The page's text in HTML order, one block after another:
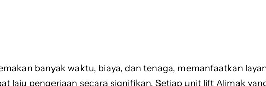
banyak waktu, biaya, dan tenaga, memanfaatkan
laju pengerjaan secara signifikan. Setiap unit lift Alimak